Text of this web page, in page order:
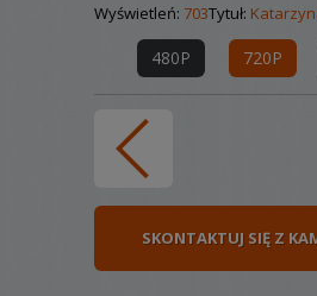
Wyświetleń: 703Tytuł:
480P 720P
SKONTAKTUJ SIĘ Z